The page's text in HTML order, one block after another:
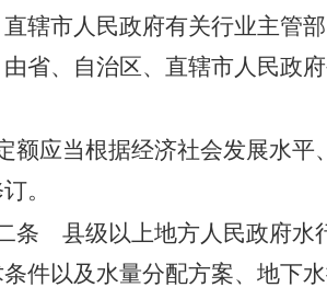
直辖市人民政府有关行业主管
由省、自治区、直辖市人民政
额应当根据经济社会发展水
。
条 县级以上地方人民政府水
件以及水量分配方案、地下